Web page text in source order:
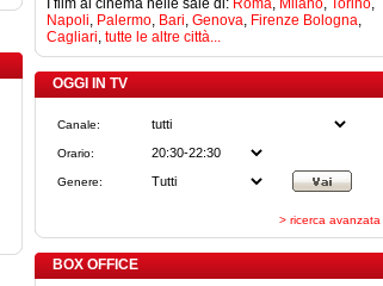
I film al cinema nelle sale di: Roma, Milano, Torino,
Napoli, Palermo, Bari, Genova, Firenze Bologna,
Cagliari, tutte le altre città...
OGGI IN TV
Canale:
Orario:
Genere:
> ricerca avanzata
BOX OFFICE